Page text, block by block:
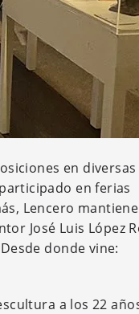
en diversas
en ferias
Lencero
José Luis López
donde vine:
a los 22